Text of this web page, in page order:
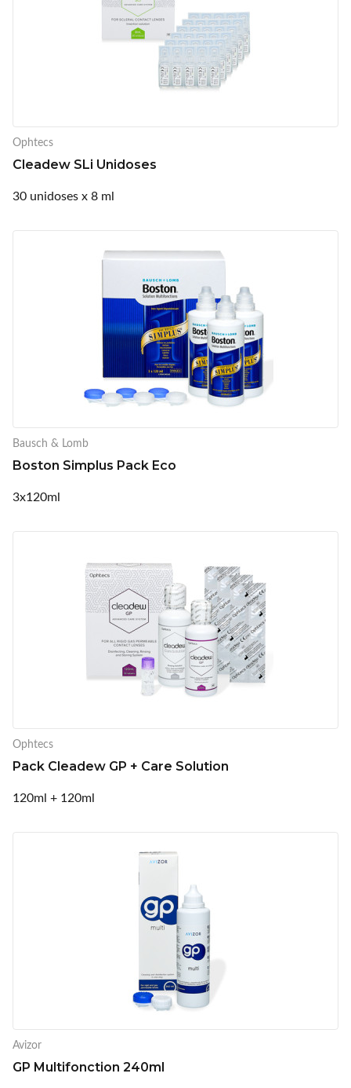
Ophtecs
Cleadew SLi Unidoses
30 unidoses x 8 ml
Bausch & Lomb
Boston Simplus Pack Eco
3x120ml
Ophtecs
Pack Cleadew GP + Care Solution
120ml + 120ml
Avizor
GP Multifonction 240ml